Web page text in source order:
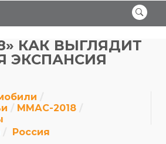
КАК ВЫГЛЯДИТ
ЭКСПАНСИЯ
ММАС-2018
Россия